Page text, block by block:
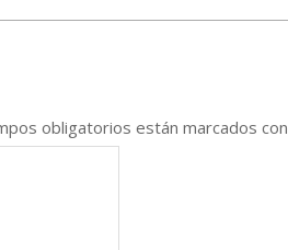
obligatorios están marcados con